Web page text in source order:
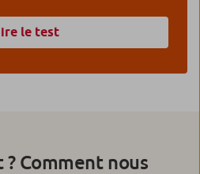
le test
Comment nous